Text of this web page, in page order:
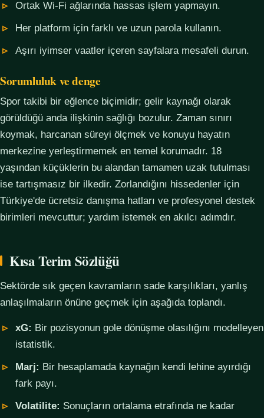
Ortak Wi-Fi ağlarında hassas işlem yapmayın.
Her platform için farklı ve uzun parola kullanın.
Aşırı iyimser vaatler içeren sayfalara mesafeli durun.
Sorumluluk ve denge
Spor takibi bir eğlence biçimidir; gelir kaynağı olarak
görüldüğü anda ilişkinin sağlığı bozulur. Zaman sınırı
koymak, harcanan süreyi ölçmek ve konuyu hayatın
merkezine yerleştirmemek en temel korumadır. 18
yaşından küçüklerin bu alandan tamamen uzak tutulması
ise tartışmasız bir ilkedir. Zorlandığını hissedenler için
Türkiye'de ücretsiz danışma hatları ve profesyonel destek
birimleri mevcuttur; yardım istemek en akılcı adımdır.
Kısa Terim Sözlüğü
Sektörde sık geçen kavramların sade karşılıkları, yanlış
anlaşılmaların önüne geçmek için aşağıda toplandı.
xG: Bir pozisyonun gole dönüşme olasılığını modelleyen
istatistik.
Marj: Bir hesaplamada kaynağın kendi lehine ayırdığı
fark payı.
Volatilite: Sonuçların ortalama etrafında ne kadar